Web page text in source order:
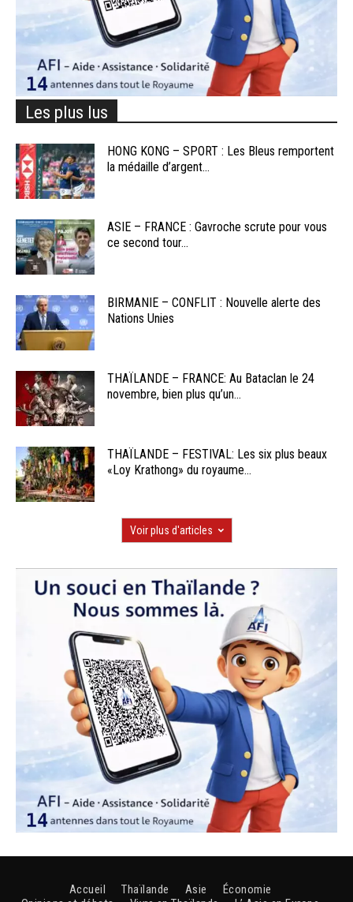
Les plus lus
HONG KONG – SPORT : Les Bleus remportent
la médaille d’argent...
ASIE – FRANCE : Gavroche scrute pour vous
ce second tour...
BIRMANIE – CONFLIT : Nouvelle alerte des
Nations Unies
THAÏLANDE – FRANCE: Au Bataclan le 24
novembre, bien plus qu’un...
THAÏLANDE – FESTIVAL: Les six plus beaux
«Loy Krathong» du royaume...
Voir plus d'articles
Accueil Thaïlande Asie
Économie